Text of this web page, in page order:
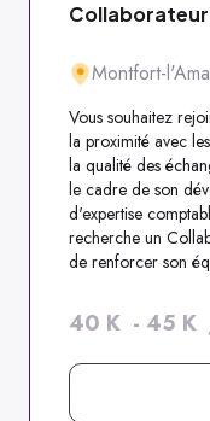
Montfort-
Vous souhaitez
la proximité avec
la qualité des
le cadre de son
d'expertise
recherche un
de renforcer son
40 K - 45 K